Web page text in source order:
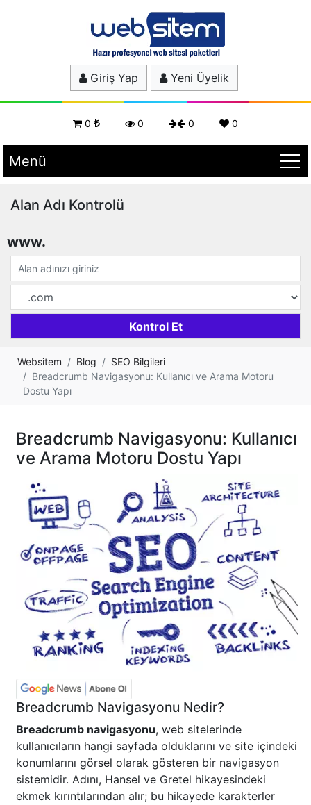
Giriş Yap Yeni Üyelik
0 0 0 0
Menü
Alan Adı Kontrolü
www.
Websitem Blog
SEO Bilgileri
Breadcrumb Navigasyonu: Kullanıcı ve Arama Motoru
Dostu Yapı
Breadcrumb Navigasyonu: Kullanıcı
ve Arama Motoru Dostu Yapı
Breadcrumb Navigasyonu Nedir?
Breadcrumb navigasyonu, web sitelerinde
kullanıcıların hangi sayfada olduklarını ve site içindeki
konumlarını görsel olarak gösteren bir navigasyon
sistemidir. Adını, Hansel ve Gretel hikayesindeki
ekmek kırıntılarından alır; bu hikayede karakterler